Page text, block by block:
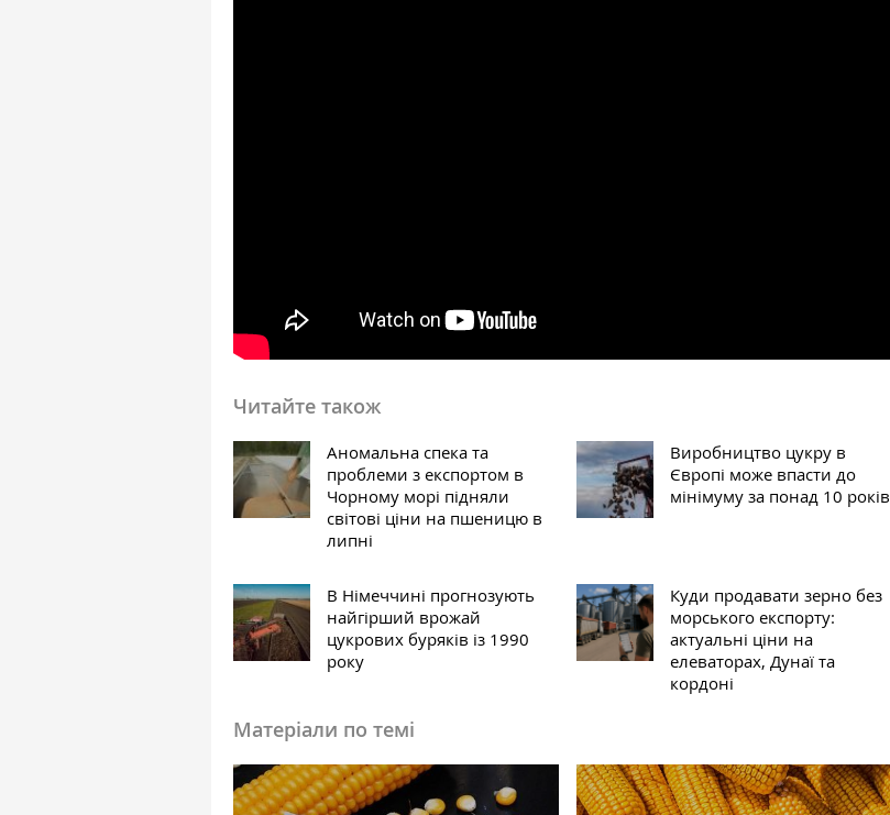
Читайте також
Аномальна спека та
проблеми з експортом в
Чорному морі підняли
світові ціни на пшеницю в
липні
Виробництво цукру в
Європі може впасти до
мінімуму за понад 10 років
В Німеччині прогнозують
найгірший врожай
цукрових буряків із 1990
року
Куди продавати зерно без
морського експорту:
актуальні ціни на
елеваторах, Дунаї та
кордоні
Матеріали по темі